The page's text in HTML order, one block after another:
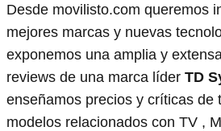
Desde movilisto.com queremos
mejores marcas y nuevas
exponemos una amplia y
reviews de una marca líder TD
enseñamos precios y críticas de
modelos relacionados con TV ,